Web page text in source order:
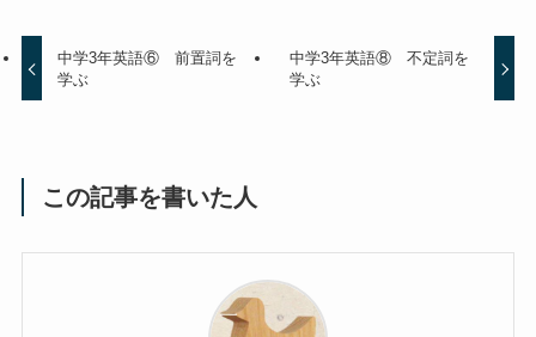
中学3年英語⑥ 前置詞を
学ぶ
中学3年英語⑧ 不定詞を
学ぶ
この記事を書いた人